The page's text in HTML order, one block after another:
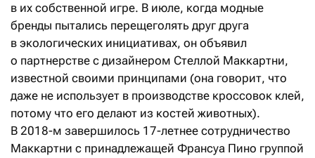
в их собственной игре. В июле, когда модные
бренды пытались перещеголять друг друга
в экологических инициативах, он объявил
о партнерстве с дизайнером Стеллой Маккартни,
известной своими принципами (она говорит, что
даже не использует в производстве кроссовок клей,
потому что его делают из костей животных).
В 2018-м завершилось 17-летнее сотрудничество
Маккартни с принадлежащей Франсуа Пино группой